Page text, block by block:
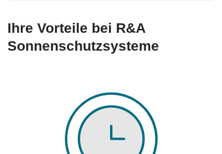
Ihre Vorteile bei R&A
Sonnenschutzsysteme